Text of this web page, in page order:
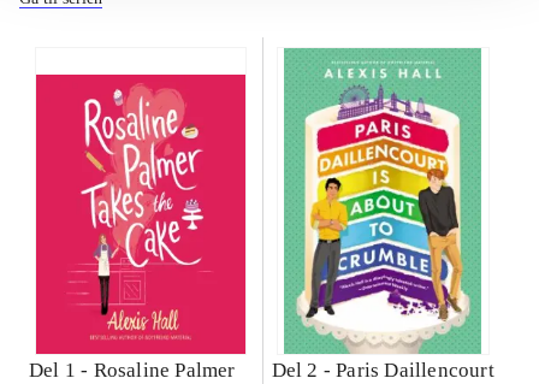
Del 1 - Rosaline Palmer
Del 2 -Paris Daillencourt